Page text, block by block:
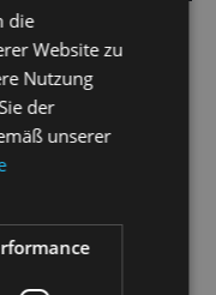
Märchen der
Musical Richard
1957 plagt
Stiefmutter und
eine Dienstbotin
von 2013 ist
des Märchenwalds
Willen zum König
einen unverhofften
die
Website zu
Nutzung
der
unserer